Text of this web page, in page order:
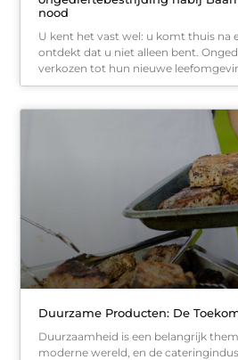
nood
U kent het vast wel: u komt thuis na
ontdekt dat u niet alleen bent.
verkozen tot hun nieuwe
Duurzame Producten: De
Duurzaamheid is een belangrijk
moderne wereld, en de